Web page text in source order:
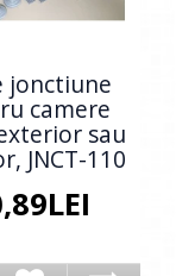
jonctiune
camere
sau
JNCT-110